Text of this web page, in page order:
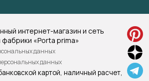
интернет-магазин и сеть
«Porta prima»
данных
данных
картой, наличный расчет,